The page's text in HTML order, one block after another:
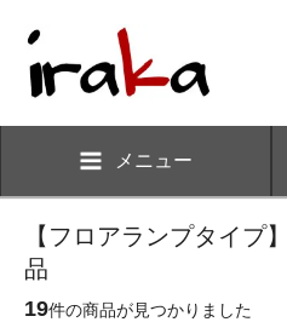
メニュー
【フロアランプタイプ
品
19件の商品が見つかりました